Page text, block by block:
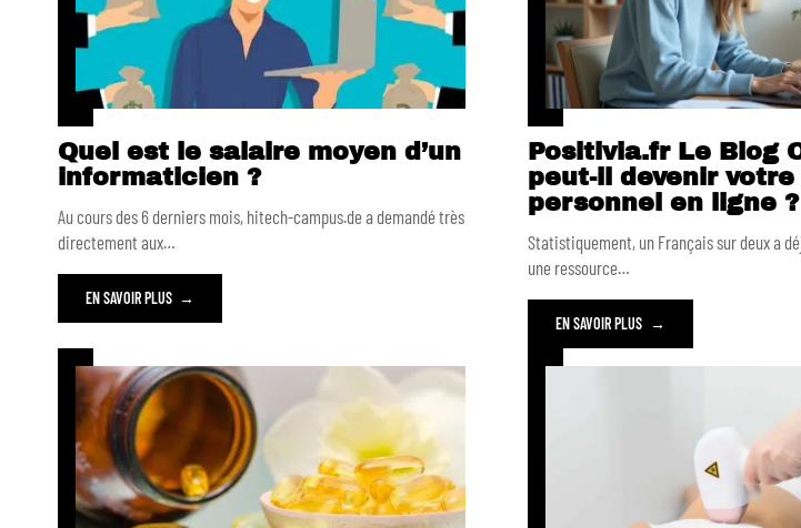
Quel est le salaire moyen d’un
informaticien ?
Au cours des 6 derniers mois, hitech-campus.de a demandé très
directement aux…
EN SAVOIR PLUS
Positivia.fr Le Blog
peut-il devenir
personnel en ligne ?
Statistiquement, un Français sur deux a
une ressource…
EN SAVOIR PLUS